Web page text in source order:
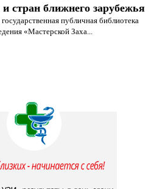
и стран ближнего зарубежья
публичная библиотека
«Мастерской Заха...